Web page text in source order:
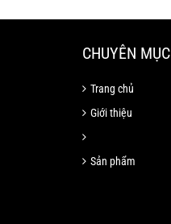
CHUYÊN MỤC
Trang chủ
Giới thiệu
Sản phẩm